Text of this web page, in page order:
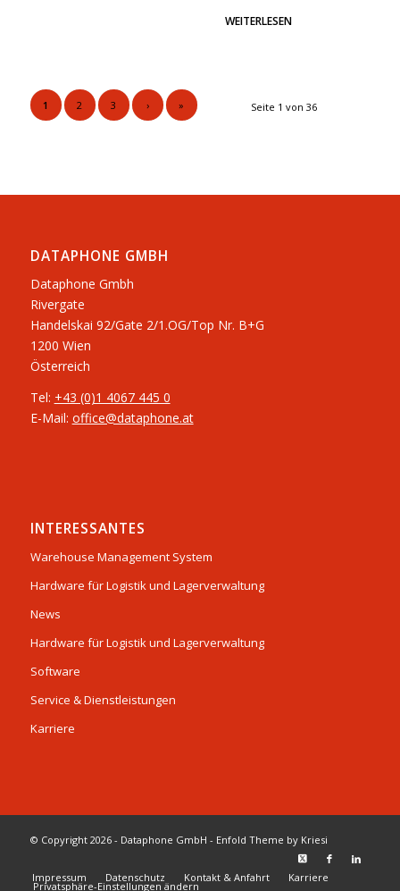
WEITERLESEN
Seite 1 von 36
1 2 3 › »
DATAPHONE GMBH
Dataphone Gmbh
Rivergate
​Handelskai 92/Gate 2/1.OG/Top Nr. B+G
1200 Wien
Österreich
Tel: +43 (0)1 4067 445 0
E-Mail: office@dataphone.at
INTERESSANTES
Warehouse Management System
Hardware für Logistik und Lagerverwaltung
News
Hardware für Logistik und Lagerverwaltung
Software
Service & Dienstleistungen
Karriere
© Copyright 2026 - Dataphone GmbH - Enfold Theme by Kriesi
Impressum Datenschutz Kontakt & Anfahrt Karriere
Privatsphäre-Einstellungen ändern